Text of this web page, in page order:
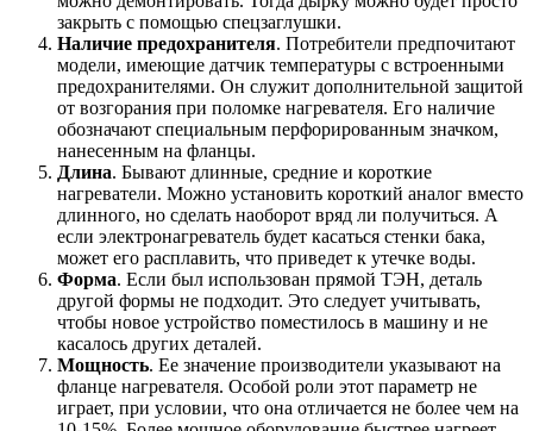
закрыть с помощью спецзаглушки.
Наличие предохранителя. Потребители предпочитают
модели, имеющие датчик температуры с встроенными
предохранителями. Он служит дополнительной защитой
от возгорания при поломке нагревателя. Его наличие
обозначают специальным перфорированным значком,
нанесенным на фланцы.
Длина. Бывают длинные, средние и короткие
нагреватели. Можно установить короткий аналог вместо
длинного, но сделать наоборот вряд ли получиться. А
если электронагреватель будет касаться стенки бака,
может его расплавить, что приведет к утечке воды.
Форма. Если был использован прямой ТЭН, деталь
другой формы не подходит. Это следует учитывать,
чтобы новое устройство поместилось в машину и не
касалось других деталей.
Мощность. Ее значение производители указывают на
фланце нагревателя. Особой роли этот параметр не
играет, при условии, что она отличается не более чем на